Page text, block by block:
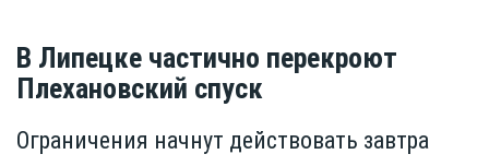
В Липецке частично перекроют
Плехановский спуск
Ограничения начнут действовать завтра